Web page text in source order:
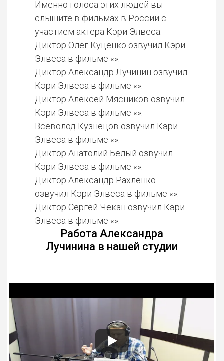
Именно голоса этих людей вы
слышите в фильмах в России с
участием актера Кэри Элвеса.
Диктор Олег Куценко озвучил Кэри
Элвеса в фильме «».
Диктор Александр Лучинин озвучил
Кэри Элвеса в фильме «».
Диктор Алексей Мясников озвучил
Кэри Элвеса в фильме «».
Всеволод Кузнецов озвучил Кэри
Элвеса в фильме «».
Диктор Анатолий Белый озвучил
Кэри Элвеса в фильме «».
Диктор Александр Рахленко
озвучил Кэри Элвеса в фильме «».
Диктор Сергей Чекан озвучил Кэри
Элвеса в фильме «».
Работа Александра
Лучинина в нашей студии